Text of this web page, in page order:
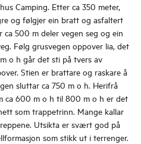
Camping. Etter ca 350 meter,
og følgjer ein bratt og asfaltert
500 m deler vegen seg og ein
Følg grusvegen oppover lia, det
o h går det sti på tvers av
Stien er brattare og raskare å
sluttar ca 750 m o h. Herifrå
ca 600 m o h til 800 m o h er det
som trappetrinn. Mange kallar
Utsikta er svært god på
som stikk ut i terrenger.